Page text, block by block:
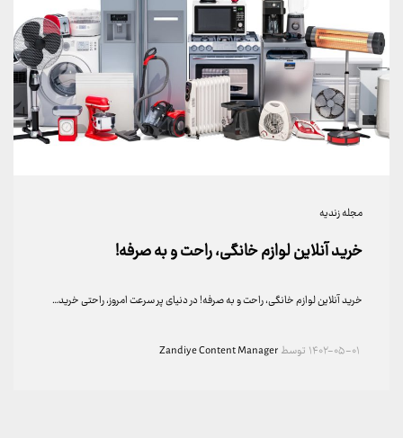
مجله زندیه
خرید آنلاین لوازم خانگی، راحت و به صرفه!
خرید آنلاین لوازم خانگی، راحت و به صرفه! در دنیای پر سرعت امروز، راحتی خرید…
۱۴۰۲-۰۵-۰۱ توسطZandiye Content Manager